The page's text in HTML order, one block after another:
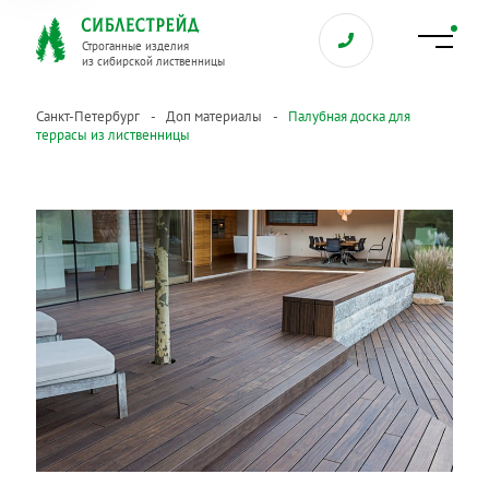
Строганные изделия
из сибирской лиственницы
Санкт-Петербург Доп материалы
Палубная доска для
террасы из лиственницы